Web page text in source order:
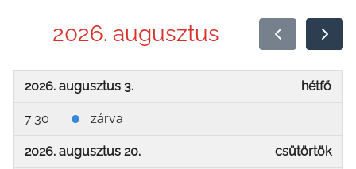
2026. augusztus
2026. augusztus 3. hétfő
7:30 zárva
2026. augusztus 20. csütörtök